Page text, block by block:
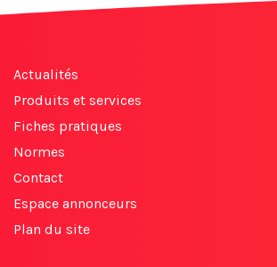
Actualités
Produits et services
Fiches pratiques
Normes
Contact
Espace annonceurs
Plan du site